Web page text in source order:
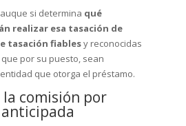
si determina qué
realizar esa tasación de
tasación fiablesy reconocidas
por su puesto, sean
que otorga el préstamo.
la comisión por